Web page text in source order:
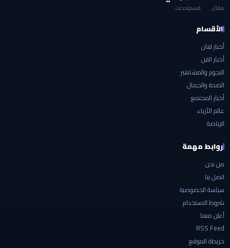
مقال قسمتحديث
الأقسام
أخبار لبنان
أخبار الفن
النجوم والمشاهير
الصحة والجمال
أخبار المجتمع
عالم الأزياء
الرياضة
روابط مهمة
من نحن
اتصل بنا
سياسة الخصوصية
شروط الاستخدام
أعلن معنا
RSS Feed
خريطة الموقع